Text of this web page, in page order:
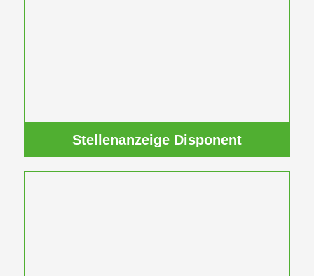
Stellenanzeige Disponent